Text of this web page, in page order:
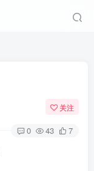
关注
0 43 7